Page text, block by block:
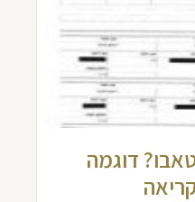
דוגמה